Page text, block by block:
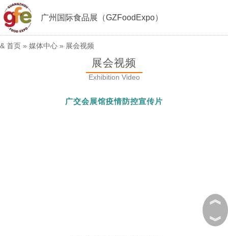
广州国际食品展（GZFoodExpo）
& 首页 » 媒体中心 » 展会视频
展会视频
Exhibition Video
广交会展馆疫情防控宣传片
︽
︾